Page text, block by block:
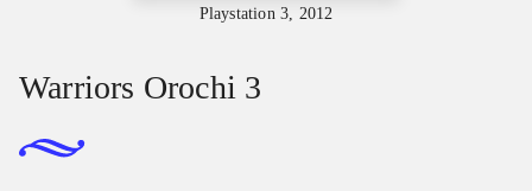
Playstation 3, 2012
Warriors Orochi 3